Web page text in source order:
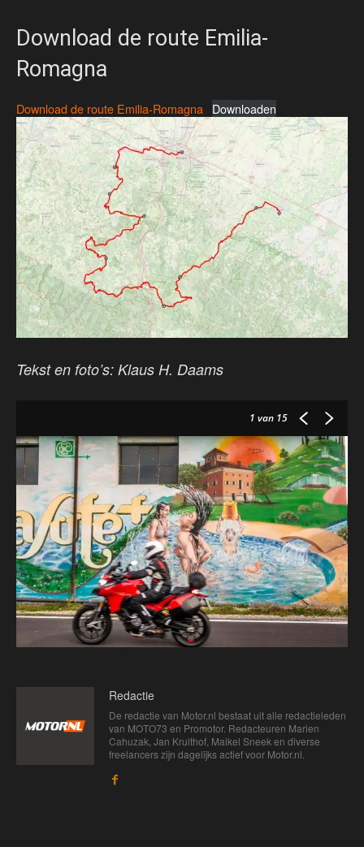
Download de route Emilia-
Romagna
Download de route Emilia-Romagna Downloaden
Tekst en foto’s: Klaus H. Daams
1 van 15
Redactie
De redactie van Motor.nl bestaat uit alle redactieleden
van MOTO73 en Promotor. Redacteuren Marien
Cahuzak, Jan Kruithof, Maikel Sneek en diverse
freelancers zijn dagelijks actief voor Motor.nl.